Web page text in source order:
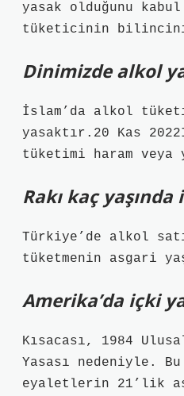
yasak olduğunu
tüketicinin
Dinimizde alkol
İslam’da alkol
yasaktır.20 Kas
tüketimi haram veya
Rakı kaç yaşında
Türkiye’de alkol
tüketmenin asgari
Amerika’da içki
Kısacası, 1984
Yasası nedeniyle.
eyaletlerin 21’lik